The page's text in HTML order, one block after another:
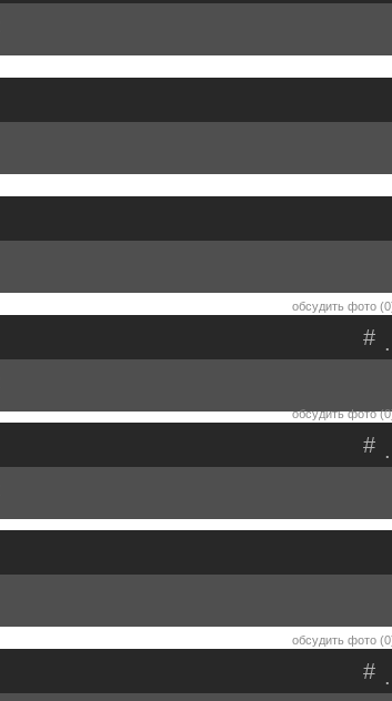
обсудить фото
.
#
обсудить фото
.
#
обсудить фото
.
#